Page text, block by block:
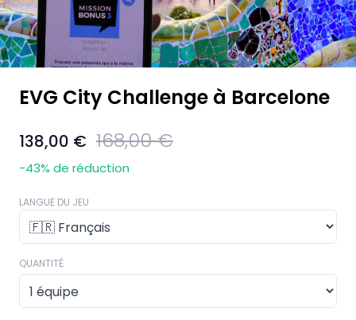
EVG City Challenge à Barcelone
138,00 € 168,00 €
-43% de réduction
LANGUE DU JEU
QUANTITÉ